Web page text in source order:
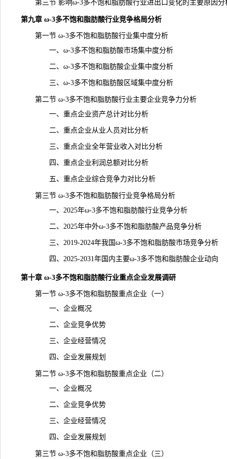
第三节 影响ω-3多不饱和脂肪酸行业进出口变化的主要原因分
第九章 ω-3多不饱和脂肪酸行业竞争格局分析
第一节 ω-3多不饱和脂肪酸行业集中度分析
一、ω-3多不饱和脂肪酸市场集中度分析
二、ω-3多不饱和脂肪酸企业集中度分析
三、ω-3多不饱和脂肪酸区域集中度分析
第二节 ω-3多不饱和脂肪酸行业主要企业竞争力分析
一、重点企业资产总计对比分析
二、重点企业从业人员对比分析
三、重点企业全年营业收入对比分析
四、重点企业利润总额对比分析
五、重点企业综合竞争力对比分析
第三节 ω-3多不饱和脂肪酸行业竞争格局分析
一、2025年ω-3多不饱和脂肪酸行业竞争分析
二、2025年中外ω-3多不饱和脂肪酸产品竞争分析
三、2019-2024年我国ω-3多不饱和脂肪酸市场竞争分析
四、2025-2031年国内主要ω-3多不饱和脂肪酸企业动向
第十章 ω-3多不饱和脂肪酸行业重点企业发展调研
第一节 ω-3多不饱和脂肪酸重点企业（一）
一、企业概况
二、企业竞争优势
三、企业经营情况
四、企业发展规划
第二节 ω-3多不饱和脂肪酸重点企业（二）
一、企业概况
二、企业竞争优势
三、企业经营情况
四、企业发展规划
第三节 ω-3多不饱和脂肪酸重点企业（三）